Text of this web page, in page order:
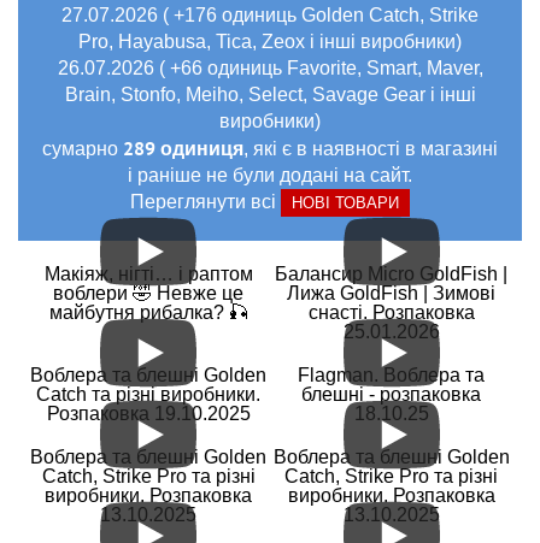
27.07.2026 ( +176 одиниць Golden Catch, Strike
Pro, Hayabusa, Tica, Zeox і інші виробники)
26.07.2026 ( +66 одиниць Favorite, Smart, Maver,
Brain, Stonfo, Meiho, Select, Savage Gear і інші
виробники)
сумарно 289 одиниця, які є в наявності в магазині
і раніше не були додані на сайт.
Переглянути всі
НОВІ ТОВАРИ
Макіяж, нігті… і раптом
воблери 🤣 Невже це
майбутня рибалка? 🎣
Балансир Micro GoldFish |
Лижа GoldFish | Зимові
снасті. Розпаковка
25.01.2026
Воблера та блешні Golden
Catch та різні виробники.
Розпаковка 19.10.2025
Flagman. Воблера та
блешні - розпаковка
18.10.25
Воблера та блешні Golden
Catch, Strike Pro та різні
виробники. Розпаковка
13.10.2025
Воблера та блешні Golden
Catch, Strike Pro та різні
виробники. Розпаковка
13.10.2025